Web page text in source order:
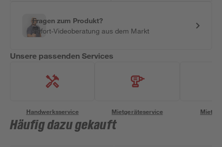
Fragen zum Produkt?
Sofort-Videoberatung aus dem Markt
Unsere passenden Services
Handwerksservice Mietgeräteservice
Häufig dazu gekauft